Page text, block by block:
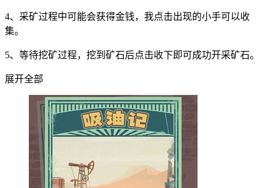
4、采矿过程中可能会获得金钱，我点击出现的小手可以收
集。
5、等待挖矿过程，挖到矿石后点击收下即可成功开采矿石。
展开全部